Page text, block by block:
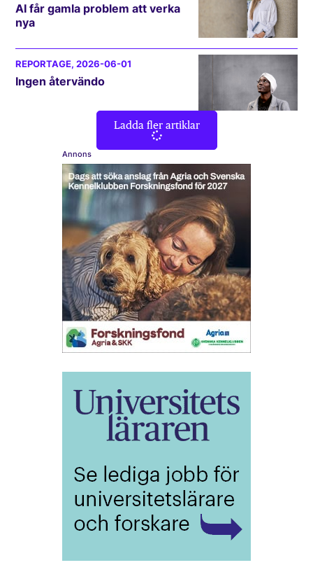
AI får gamla problem att verka
nya
REPORTAGE, 2026-06-01
Ingen återvändo
Ladda fler artiklar
Annons